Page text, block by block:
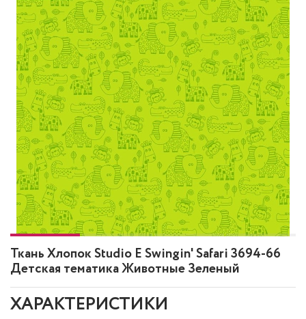
Ткань Хлопок Studio E Swingin' Safari 3694-66
Детская тематика Животные Зеленый
ХАРАКТЕРИСТИКИ